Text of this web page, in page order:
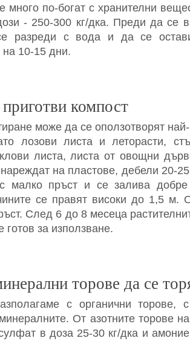
много по-богат с хранителни
- 250-300 кг/дка. Преди да се
разреди с вода и да се
10-15 дни.
компост
може да се оползотворят
лозови листа и леторасти,
листа, листа от овощни
на пластове, дебели 20-
малко пръст и се залива
се правят високи до 1,5 м.
След 6 до 8 месеца
готов за използване.
торове да се
с органични
От азотните торове
в доза 25-30 кг/дка и